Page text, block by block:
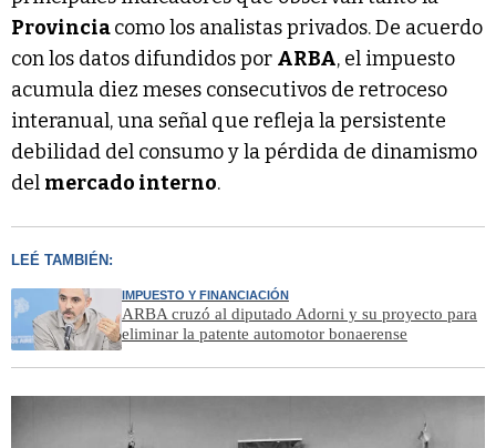
Provinciacomo los analistas privados. De acuerdo
con los datos difundidos por ARBA, el impuesto
acumula diez meses consecutivos de retroceso
interanual, una señal que refleja la persistente
debilidad del consumo y la pérdida de dinamismo
del mercado interno.
LEÉ TAMBIÉN:
IMPUESTO Y FINANCIACIÓN
ARBA cruzó al diputado Adorni y su proyecto para
eliminar la patente automotor bonaerense